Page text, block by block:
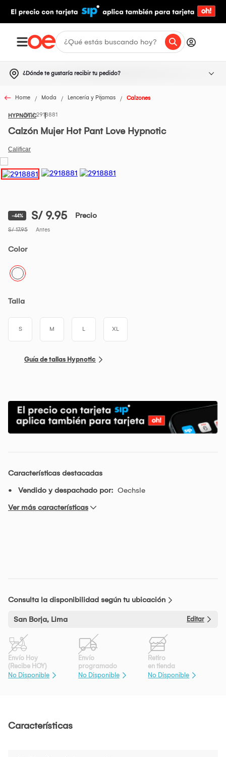
¿Dónde te gustaría recibir tu pedido?
Home Moda Lencería y Pijamas Calzones
HYPNOTIC2918881
Calzón Mujer Hot Pant Love Hypnotic
-44% S/ 9.95 Precio
S/ 17.95 Antes
Color
Talla
S M L XL
Guía de tallas Hypnotic
Características destacadas
Vendido y despachado por: Oechsle
Ver más características
Consulta la disponibilidad según tu ubicación
San Borja, Lima Editar
Envío Hoy
(Recibe HOY)
No Disponible
Envío
programado
No Disponible
Retiro
en tienda
No Disponible
Características